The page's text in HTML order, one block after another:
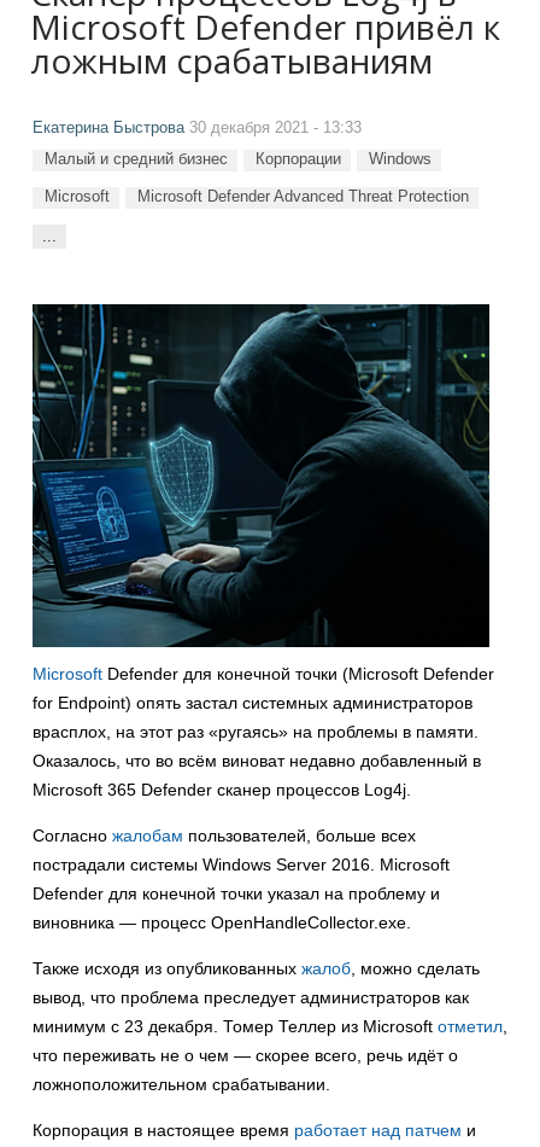
Microsoft Defender привёл к
ложным срабатываниям
Екатерина Быстрова30 декабря 2021 - 13:33
Малый и средний бизнес Корпорации Windows
Microsoft Microsoft Defender Advanced Threat Protection
...
Microsoft Defender для конечной точки (Microsoft Defender
for Endpoint) опять застал системных администраторов
врасплох, на этот раз «ругаясь» на проблемы в памяти.
Оказалось, что во всём виноват недавно добавленный в
Microsoft 365 Defender сканер процессов Log4j.
Согласно жалобам пользователей, больше всех
пострадали системы Windows Server 2016. Microsoft
Defender для конечной точки указал на проблему и
виновника — процесс OpenHandleCollector.exe.
Также исходя из опубликованных жалоб, можно сделать
вывод, что проблема преследует администраторов как
минимум с 23 декабря. Томер Теллер из Microsoft отметил,
что переживать не о чем — скорее всего, речь идёт о
ложноположительном срабатывании.
Корпорация в настоящее время работает над патчем и